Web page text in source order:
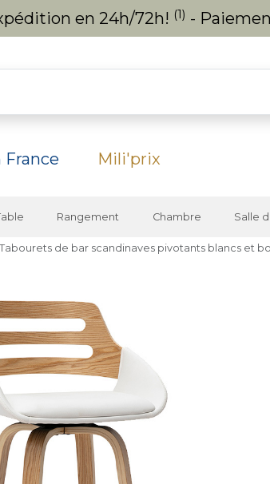
en 24h/72h! (1) -
France Mili'prix
Rangement Chambre Salle
Tabourets de bar scandinaves pivotants blancs et